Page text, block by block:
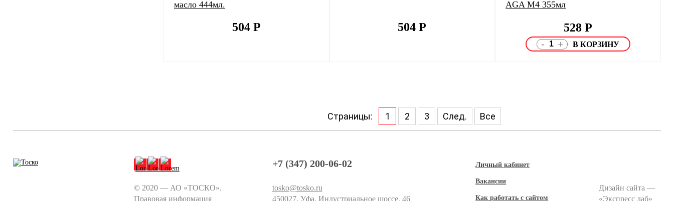
масло 444мл.
504 Р 504Р
AGA M4 355мл
528Р
- +
Страницы: 1 2 3 След. Все
© 2020 — АО «ТОСКО».
Правовая информация
+7 (347) 200-06-02
tosko@tosko.ru
450027, Уфа, Индустриальное шоссе, 46
Личный кабинет
Вакансии
Как работать с сайтом
Дизайн сайта —
«Экспресс лаб»